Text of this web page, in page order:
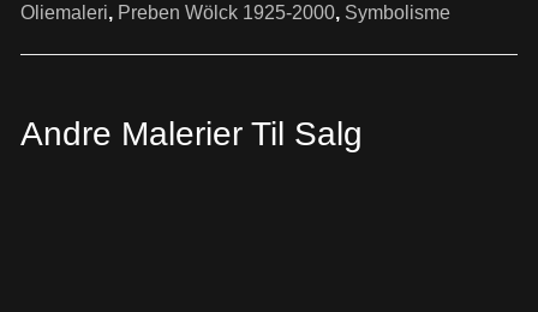
Oliemaleri, Preben Wölck 1925-2000, Symbolisme
Andre Malerier Til Salg